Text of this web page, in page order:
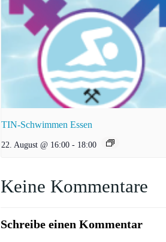
TIN-Schwimmen Essen
22. August @ 16:00 - 18:00
Keine Kommentare
Schreibe einen Kommentar